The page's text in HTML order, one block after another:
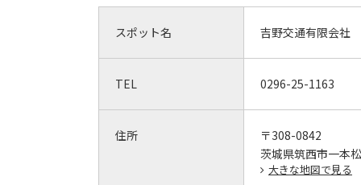
スポット名 吉野交通有限会社
TEL 0296-25-1163
住所
〒308-0842
茨城県筑西市一本
大きな地図で見る